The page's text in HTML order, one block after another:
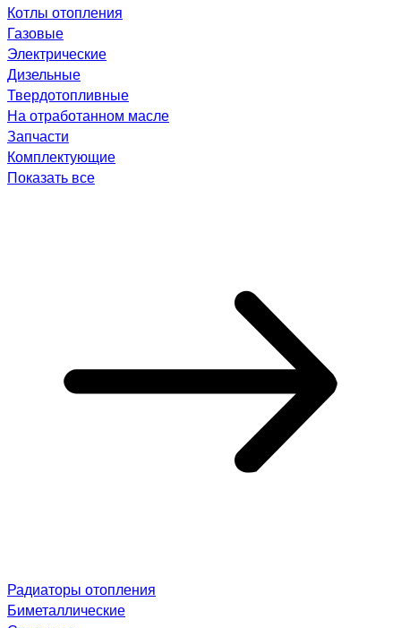
Котлы отопления
Газовые
Электрические
Дизельные
Твердотопливные
На отработанном масле
Запчасти
Комплектующие
Показать все
Радиаторы отопления
Биметаллические